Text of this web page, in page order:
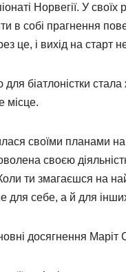
Норвегії. У
в собі прагнення
це, і вихід на
біатлоністки стала
місце.
своїми планами
своєю
ти змагаєшся на
для себе, а й для
досягнення Маріт